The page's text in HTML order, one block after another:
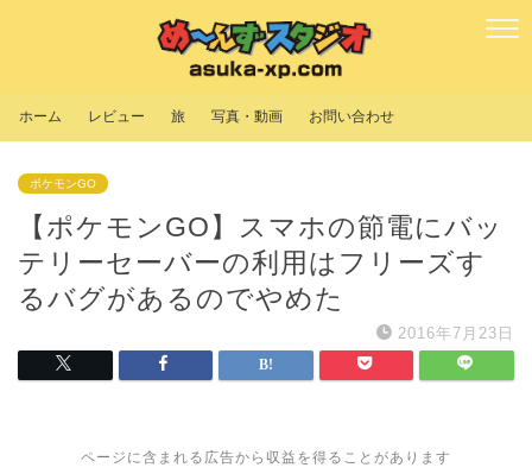
ホーム レビュー 旅 写真・動画 お問い合わせ
ポケモンGO
【ポケモンGO】スマホの節電にバッ
テリーセーバーの利用はフリーズす
るバグがあるのでやめた
2016年7月23日
ページに含まれる広告から収益を得ることがあります